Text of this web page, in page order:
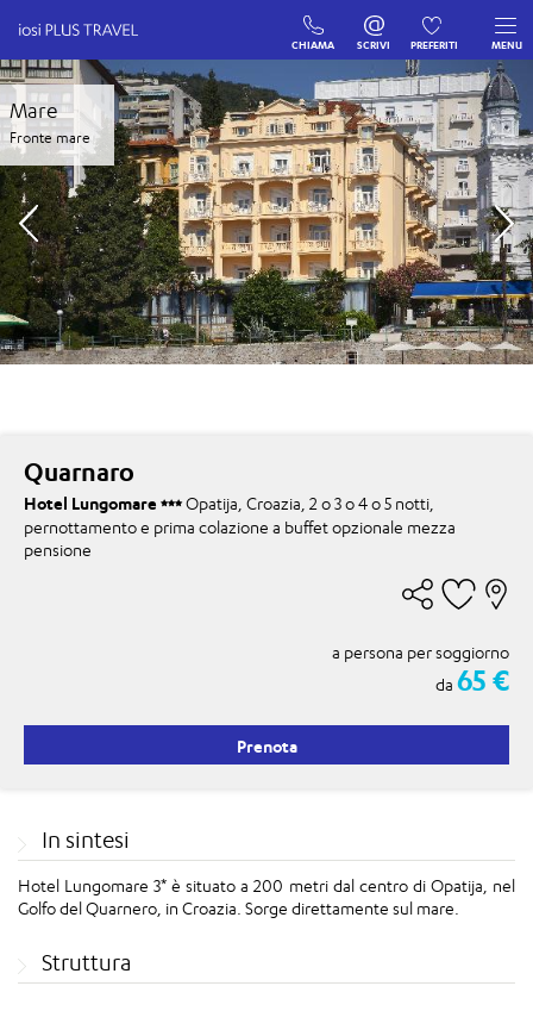
CHIAMA SCRIVI PREFERITI MENU
Mare
Fronte mare
Quarnaro
Hotel Lungomare
Opatija, Croazia, 2 o 3 o 4 o 5 notti,
pernottamento e prima colazione a buffet opzionale mezza
pensione
a persona per soggiorno
da 65 €
Prenota
In sintesi
Hotel Lungomare 3* è situato a 200 metri dal centro di Opatija, nel
Golfo del Quarnero, in Croazia. Sorge direttamente sul mare.
Struttura